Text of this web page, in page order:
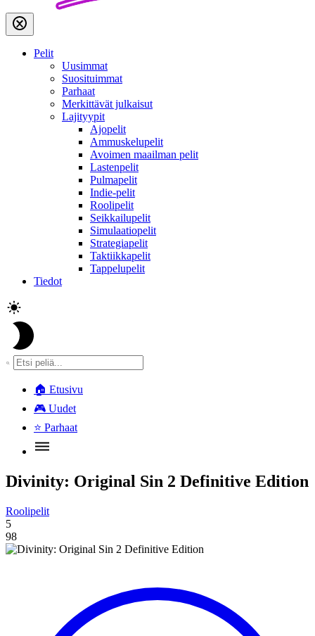
Pelit
Uusimmat
Suosituimmat
Parhaat
Merkittävät julkaisut
Lajityypit
Ajopelit
Ammuskelupelit
Avoimen maailman pelit
Lastenpelit
Pulmapelit
Indie-pelit
Roolipelit
Seikkailupelit
Simulaatiopelit
Strategiapelit
Taktiikkapelit
Tappelupelit
Tiedot
🏠 Etusivu
🎮 Uudet
⭐ Parhaat
Divinity: Original Sin 2 Definitive Edition
Roolipelit
5
98